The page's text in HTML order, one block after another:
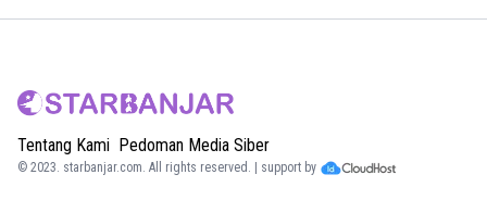
Tentang Kami Pedoman Media Siber
© 2023. starbanjar.com. All rights reserved. | support by